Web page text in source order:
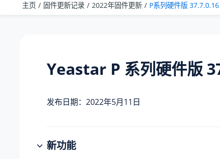
主页 固件更新记录 2022年固件更新 P系列硬件版 37.7.0.16
Yeastar P 系列硬件版
发布日期：2022年5月11日
新功能